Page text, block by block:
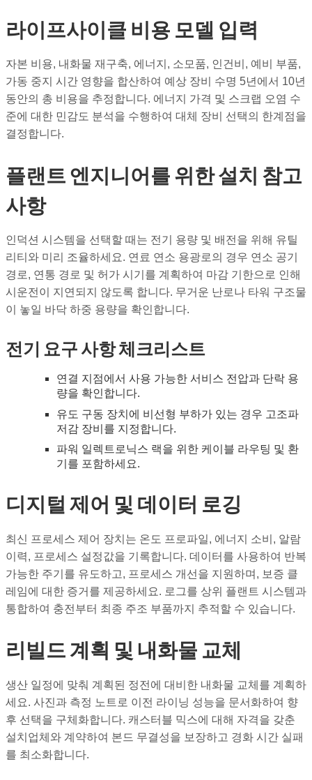
라이프사이클 비용 모델 입력
자본 비용, 내화물 재구축, 에너지, 소모품, 인건비, 예비 부품,
가동 중지 시간 영향을 합산하여 예상 장비 수명 5년에서 10년
동안의 총 비용을 추정합니다. 에너지 가격 및 스크랩 오염 수
준에 대한 민감도 분석을 수행하여 대체 장비 선택의 한계점을
결정합니다.
플랜트 엔지니어를 위한 설치 참고
사항
인덕션 시스템을 선택할 때는 전기 용량 및 배전을 위해 유틸
리티와 미리 조율하세요. 연료 연소 용광로의 경우 연소 공기
경로, 연통 경로 및 허가 시기를 계획하여 마감 기한으로 인해
시운전이 지연되지 않도록 합니다. 무거운 난로나 타워 구조물
이 놓일 바닥 하중 용량을 확인합니다.
전기 요구 사항 체크리스트
연결 지점에서 사용 가능한 서비스 전압과 단락 용
량을 확인합니다.
유도 구동 장치에 비선형 부하가 있는 경우 고조파
저감 장비를 지정합니다.
파워 일렉트로닉스 랙을 위한 케이블 라우팅 및 환
기를 포함하세요.
디지털 제어 및 데이터 로깅
최신 프로세스 제어 장치는 온도 프로파일, 에너지 소비, 알람
이력, 프로세스 설정값을 기록합니다. 데이터를 사용하여 반복
가능한 주기를 유도하고, 프로세스 개선을 지원하며, 보증 클
레임에 대한 증거를 제공하세요. 로그를 상위 플랜트 시스템과
통합하여 충전부터 최종 주조 부품까지 추적할 수 있습니다.
리빌드 계획 및 내화물 교체
생산 일정에 맞춰 계획된 정전에 대비한 내화물 교체를 계획하
세요. 사진과 측정 노트로 이전 라이닝 성능을 문서화하여 향
후 선택을 구체화합니다. 캐스터블 믹스에 대해 자격을 갖춘
설치업체와 계약하여 본드 무결성을 보장하고 경화 시간 실패
를 최소화합니다.